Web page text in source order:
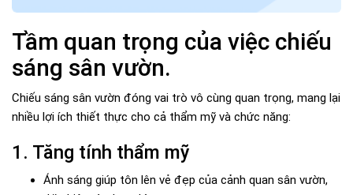
Tầm quan trọng của việc chiếu
sáng sân vườn.
Chiếu sáng sân vườn đóng vai trò vô cùng quan trọng, mang lại
nhiều lợi ích thiết thực cho cả thẩm mỹ và chức năng:
1. Tăng tính thẩm mỹ
Ánh sáng giúp tôn lên vẻ đẹp của cảnh quan sân vườn,